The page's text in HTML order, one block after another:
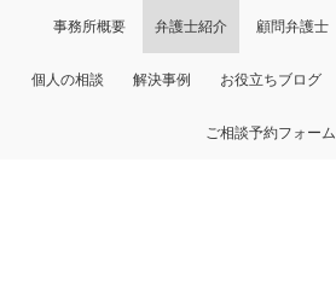
事務所概要 弁護士紹介 顧問弁護士
個人の相談 解決事例 お役立ちブログ
ご相談予約フォーム